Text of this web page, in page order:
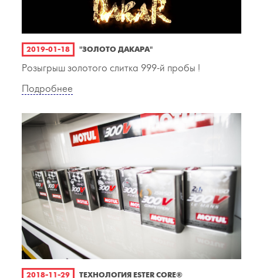
2019-01-18 "ЗОЛОТО ДАКАРА"
Розыгрыш золотого слитка 999-й пробы !
Подробнее
2018-11-29 ТЕХНОЛОГИЯ ESTER CORE®